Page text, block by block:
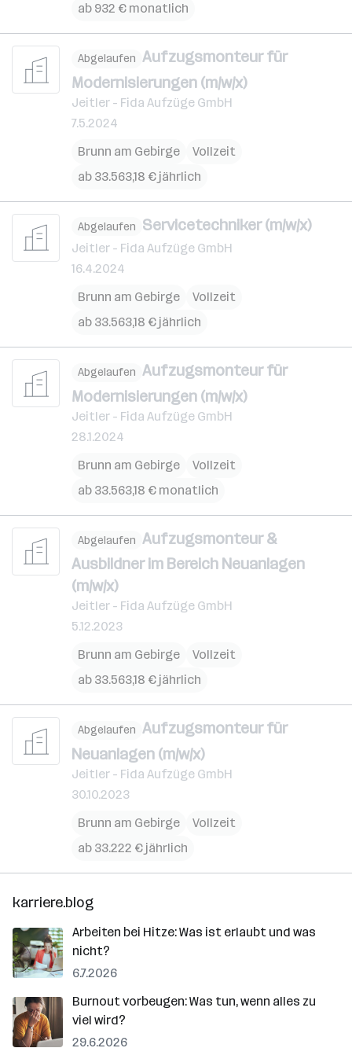
ab 932 € monatlich
Abgelaufen Aufzugsmonteur für
Modernisierungen (m/w/x)
Jeitler - Fida Aufzüge GmbH
7.5.2024
Brunn am Gebirge
Vollzeit
ab 33.563,18 € jährlich
Abgelaufen Servicetechniker (m/w/x)
Jeitler - Fida Aufzüge GmbH
16.4.2024
Brunn am Gebirge
Vollzeit
ab 33.563,18 € jährlich
Abgelaufen Aufzugsmonteur für
Modernisierungen (m/w/x)
Jeitler - Fida Aufzüge GmbH
28.1.2024
Brunn am Gebirge
Vollzeit
ab 33.563,18 € monatlich
Abgelaufen Aufzugsmonteur &
Ausbildner im Bereich Neuanlagen
(m/w/x)
Jeitler - Fida Aufzüge GmbH
5.12.2023
Brunn am Gebirge
Vollzeit
ab 33.563,18 € jährlich
Abgelaufen Aufzugsmonteur für
Neuanlagen (m/w/x)
Jeitler - Fida Aufzüge GmbH
30.10.2023
Brunn am Gebirge
Vollzeit
ab 33.222 € jährlich
karriere.blog
Arbeiten bei Hitze: Was ist erlaubt und was
nicht?
6.7.2026
Burnout vorbeugen: Was tun, wenn alles zu
viel wird?
29.6.2026